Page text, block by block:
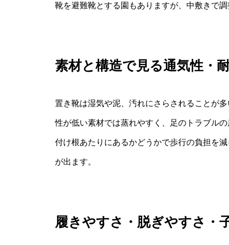
靴を避難靴とする園もありますが、中敷きで
素材と構造で見る通気性・
置き靴は湿気や泥、汚れにさらされることが
性が低い素材では蒸れやすく、足のトラブル
付け根あたりにあるかどうかで歩行の負担を
が出ます。
履きやすさ・脱ぎやすさ・